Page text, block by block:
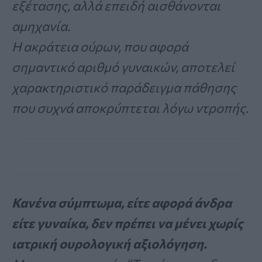
εξέτασης, αλλά επειδή αισθάνονται
αμηχανία.
Η ακράτεια ούρων, που αφορά
σημαντικό αριθμό γυναικών, αποτελεί
χαρακτηριστικό παράδειγμα πάθησης
που συχνά αποκρύπτεται λόγω ντροπής.
Κανένα σύμπτωμα, είτε αφορά άνδρα
είτε γυναίκα, δεν πρέπει να μένει χωρίς
ιατρική ουρολογική αξιολόγηση.